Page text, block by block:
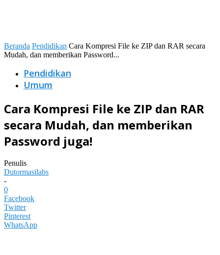
Beranda Pendidikan Cara Kompresi File ke ZIP dan RAR secara
Mudah, dan memberikan Password...
Pendidikan
Umum
Cara Kompresi File ke ZIP dan RAR
secara Mudah, dan memberikan
Password juga!
Penulis
Dutormasilabs
-
0
Facebook
Twitter
Pinterest
WhatsApp